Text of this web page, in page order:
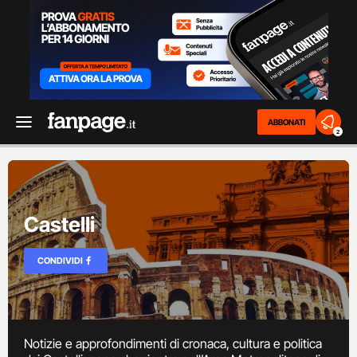
ABBONATI
2
Castelli
CONDIVIDI
Notizie e approfondimenti di cronaca, cultura e politica